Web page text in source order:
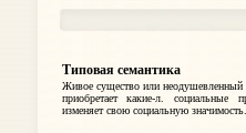
Типовая семантика
Живое существо или неодушевленный
приобретает какие‑л. социальные
изменяет свою социальную значимость.